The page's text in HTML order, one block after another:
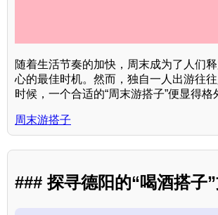
随着生活节奏的加快，周末成为了人们
心的最佳时机。然而，独自一人出游往
时候，一个合适的“周末游搭子”便显得格
周末游搭子
### 探寻德阳的“喝酒搭子